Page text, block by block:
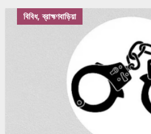
বিবিধ, ব্রাহ্মণবাড়িয়া